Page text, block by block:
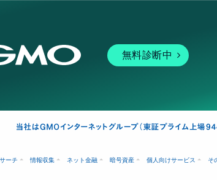
無料診断中
ーチ 情報収集 ネット金融 暗号資産 個人向けサービス そ